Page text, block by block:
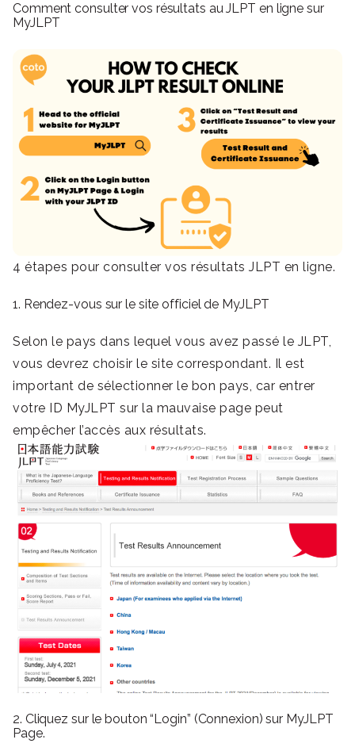
Comment consulter vos résultats au JLPT en ligne sur
MyJLPT
4 étapes pour consulter vos résultats JLPT en ligne.
1. Rendez-vous sur le site officiel de MyJLPT
Selon le pays dans lequel vous avez passé le JLPT,
vous devrez choisir le site correspondant. Il est
important de sélectionner le bon pays, car entrer
votre ID MyJLPT sur la mauvaise page peut
empêcher l’accès aux résultats.
2. Cliquez sur le bouton “Login” (Connexion) sur MyJLPT
Page.